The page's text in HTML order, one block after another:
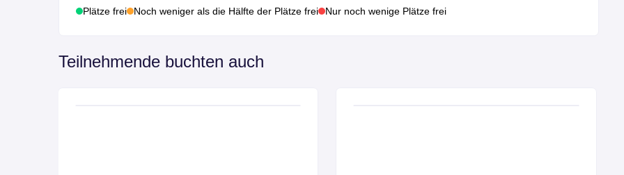
Plätze frei Noch weniger als die Hälfte der Plätze frei Nur noch wenige Plätze frei
Teilnehmende buchten auch